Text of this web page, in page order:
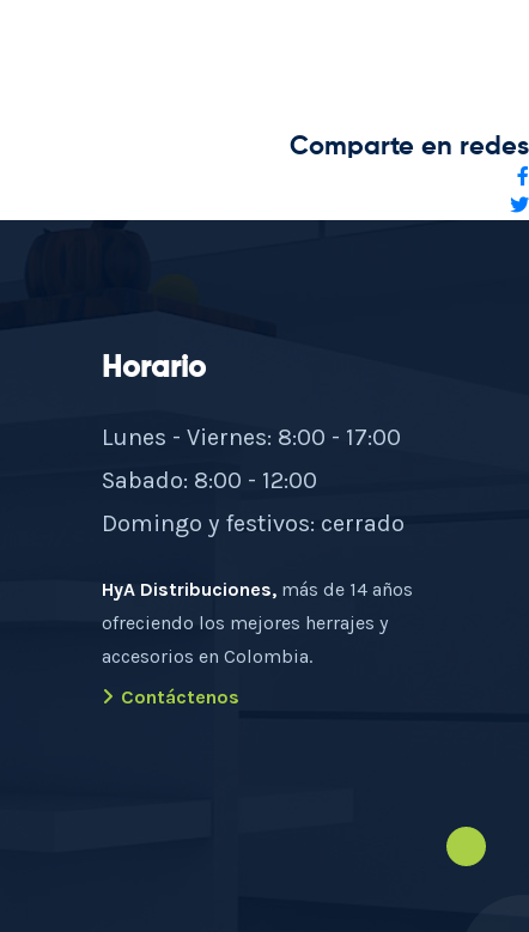
Comparte en redes
Horario
Lunes - Viernes: 8:00 - 17:00
Sabado: 8:00 - 12:00
Domingo y festivos: cerrado
HyA Distribuciones, más de 14 años
ofreciendo los mejores herrajes y
accesorios en Colombia.
Contáctenos